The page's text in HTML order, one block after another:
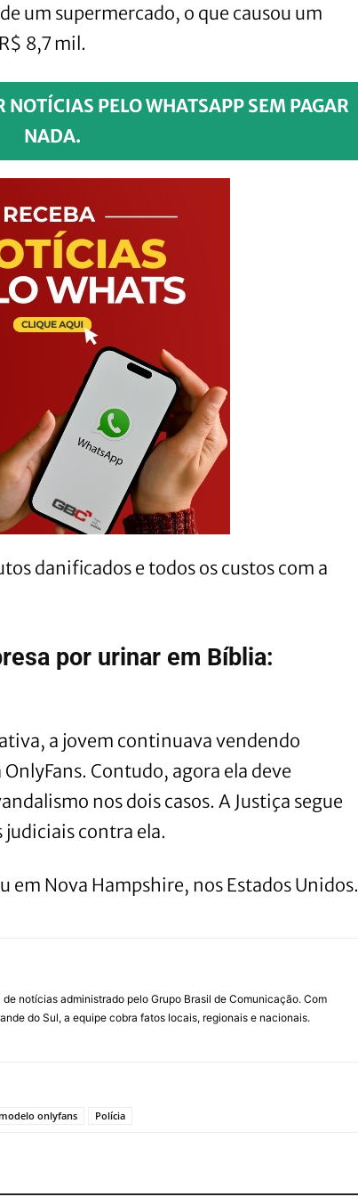
um supermercado, o que causou um
8,7 mil.
NOTÍCIAS PELO WHATSAPP SEM PAGAR
NADA.
danificados e todos os custos com a
por urinar em Bíblia:
a jovem continuava vendendo
Contudo, agora ela deve
nos dois casos. A Justiça segue
judiciais contra ela.
em Nova Hampshire, nos Estados Unidos.
notícias administrado pelo Grupo Brasil de Comunicação. Com
do Sul, a equipe cobra fatos locais, regionais e nacionais.
modelo onlyfans Polícia